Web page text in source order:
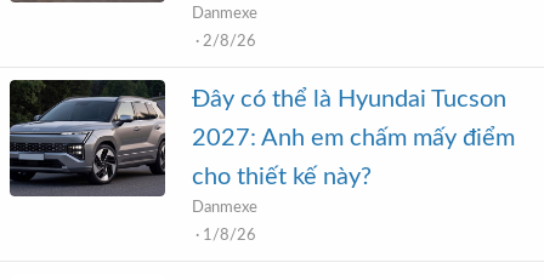
Danmexe
2/8/26
Đây có thể là Hyundai Tucson
2027: Anh em chấm mấy điểm
cho thiết kế này?
Danmexe
1/8/26